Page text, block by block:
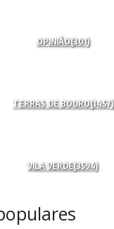
OPINIÃO(301)
TERRAS DE BOURO(1457)
VILA VERDE(3594)